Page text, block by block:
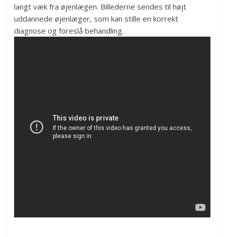
langt væk fra øjenlægen. Billederne sendes til højt
uddannede øjenlæger, som kan stille en korrekt
diagnose og foreslå behandling.